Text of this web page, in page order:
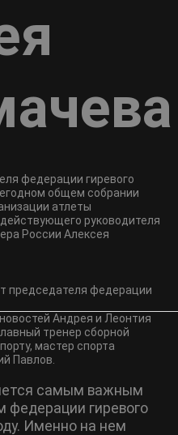
федерации гиревого
общем собрании
атлеты
руководителя
России Алексея
Андрея и Леонтия
тренер сборной
мастер спорта
Павлов.
самым важным
гиревого
Именно на нем